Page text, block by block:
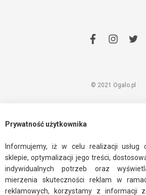
facebook
© 2021 Ogalo.pl
Prywatność użytkownika
Informujemy, iż w celu realizacji usług
sklepie, optymalizacji jego treści,
indywidualnych potrzeb oraz
mierzenia skuteczności reklam w
reklamowych, korzystamy z informacji